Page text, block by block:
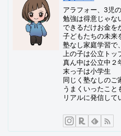
アラフォー、3児の
勉強は得意じゃな
できるだけお金を
子どもたちの未来
塾なし家庭学習で、
上の子は公立トッ
真ん中は公立中２
末っ子は小学生
同じく塾なしのご
うまくいったこと
リアルに発信して